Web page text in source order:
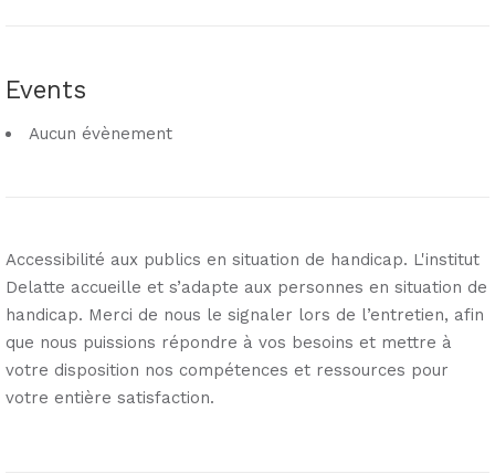
Events
Aucun évènement
Accessibilité aux publics en situation de handicap. L'institut
Delatte accueille et s’adapte aux personnes en situation de
handicap. Merci de nous le signaler lors de l’entretien, afin
que nous puissions répondre à vos besoins et mettre à
votre disposition nos compétences et ressources pour
votre entière satisfaction.